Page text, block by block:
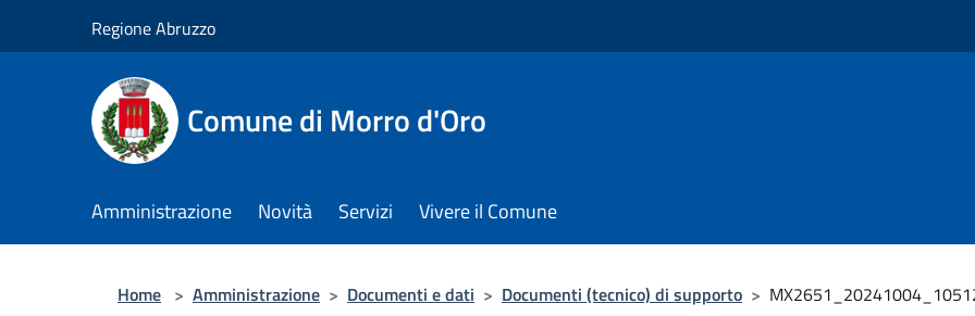
Regione Abruzzo
Comune di Morro d'Oro
Amministrazione Novità Servizi Vivere il Comune
Home > Amministrazione > Documenti e dati > Documenti (tecnico) di supporto >